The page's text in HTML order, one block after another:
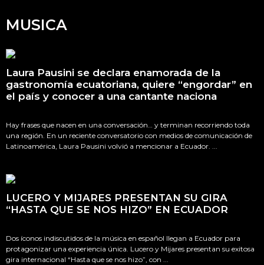
MUSICA
Laura Pausini se declara enamorada de la
gastronomía ecuatoriana, quiere “engordar” en
el país y conocer a una cantante naciona
Hay frases que nacen en una conversación… y terminan recorriendo toda
una región. En un reciente conversatorio con medios de comunicación de
Latinoamérica, Laura Pausini volvió a mencionar a Ecuador. ...
LUCERO Y MIJARES PRESENTAN SU GIRA
“HASTA QUE SE NOS HIZO” EN ECUADOR
Dos íconos indiscutidos de la música en español llegan a Ecuador para
protagonizar una experiencia única. Lucero y Mijares presentan su exitosa
gira internacional “Hasta que se nos hizo”, con ...